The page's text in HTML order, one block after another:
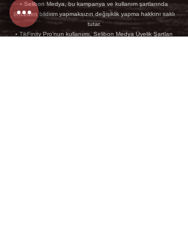
▪ Selibon Medya, bu kampanya ve kullanım şartlarında
önceden bildirim yapmaksızın değişiklik yapma hakkını saklı
tutar.
▪ TikFinity Pro’nun kullanımı, Selibon Medya Üyelik Şartları